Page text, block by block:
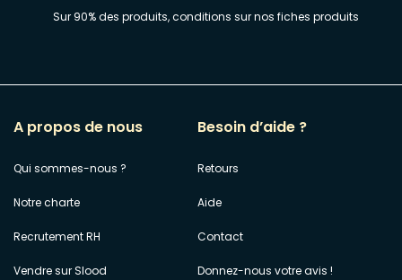
Sur 90% des produits, conditions sur nos fiches produits
A propos de nous
Qui sommes-nous ?
Notre charte
Recrutement RH
Vendre sur Slood
Besoin d’aide ?
Retours
Aide
Contact
Donnez-nous votre avis !